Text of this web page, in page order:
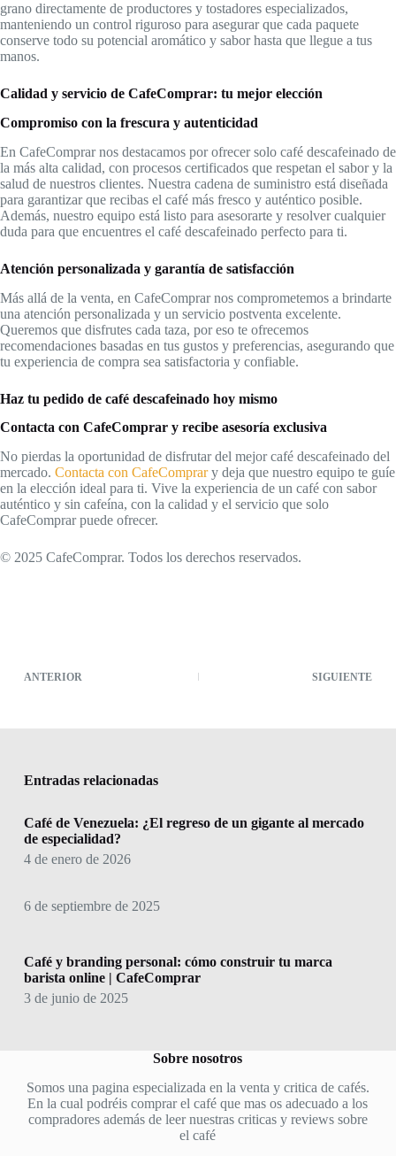
grano directamente de productores y tostadores especializados,
manteniendo un control riguroso para asegurar que cada paquete
conserve todo su potencial aromático y sabor hasta que llegue a tus
manos.
Calidad y servicio de CafeComprar: tu mejor elección
Compromiso con la frescura y autenticidad
En CafeComprar nos destacamos por ofrecer solo café descafeinado de
la más alta calidad, con procesos certificados que respetan el sabor y la
salud de nuestros clientes. Nuestra cadena de suministro está diseñada
para garantizar que recibas el café más fresco y auténtico posible.
Además, nuestro equipo está listo para asesorarte y resolver cualquier
duda para que encuentres el café descafeinado perfecto para ti.
Atención personalizada y garantía de satisfacción
Más allá de la venta, en CafeComprar nos comprometemos a brindarte
una atención personalizada y un servicio postventa excelente.
Queremos que disfrutes cada taza, por eso te ofrecemos
recomendaciones basadas en tus gustos y preferencias, asegurando que
tu experiencia de compra sea satisfactoria y confiable.
Haz tu pedido de café descafeinado hoy mismo
Contacta con CafeComprar y recibe asesoría exclusiva
No pierdas la oportunidad de disfrutar del mejor café descafeinado del
mercado. Contacta con CafeComprary deja que nuestro equipo te guíe
en la elección ideal para ti. Vive la experiencia de un café con sabor
auténtico y sin cafeína, con la calidad y el servicio que solo
CafeComprar puede ofrecer.
© 2025 CafeComprar. Todos los derechos reservados.
ANTERIOR SIGUIENTE
Entradas relacionadas
Café de Venezuela: ¿El regreso de un gigante al mercado
de especialidad?
4 de enero de 2026
6 de septiembre de 2025
Café y branding personal: cómo construir tu marca
barista online | CafeComprar
3 de junio de 2025
Sobre nosotros
Somos una pagina especializada en la venta y critica de cafés.
En la cual podréis comprar el café que mas os adecuado a los
compradores además de leer nuestras criticas y reviews sobre
el café